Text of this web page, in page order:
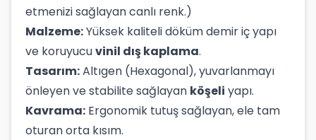
etmenizi sağlayan canlı renk.)
Malzeme:Yüksek kaliteli döküm demir iç yapı
ve koruyucuvinil dış kaplama.
Tasarım:Altıgen (Hexagonal), yuvarlanmayı
önleyen ve stabilite sağlayan köşeli yapı.
Kavrama: Ergonomik tutuş sağlayan, ele tam
oturan orta kısım.